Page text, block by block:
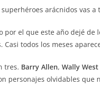
superhéroes arácnidos vas a
por el que este año dejé de
Casi todos los meses
tres. Barry Allen, Wally West
personajes olvidables que